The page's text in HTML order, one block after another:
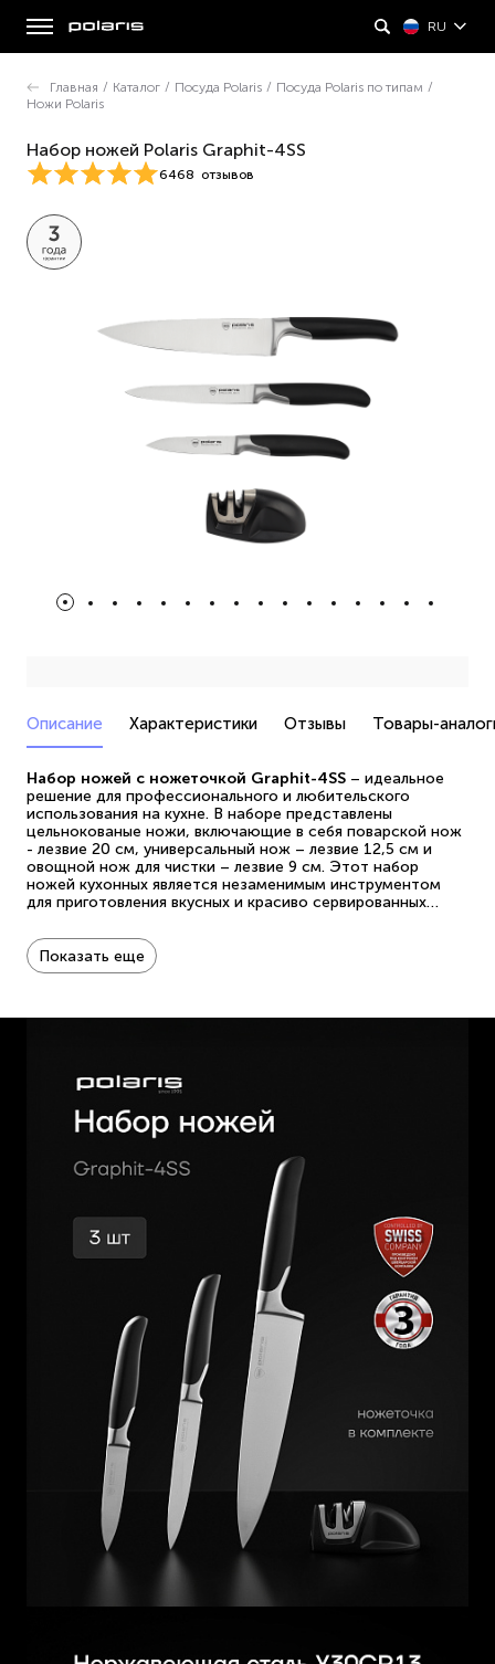
RU
Главная / Каталог / Посуда Polaris / Посуда Polaris по типам /
Ножи Polaris
Набор ножей Polaris Graphit-4SS
6468 отзывов
Описание Характеристики Отзывы Товары-
Набор ножей с ножеточкой Graphit-4SS – идеальное
решение для профессионального и любительского
использования на кухне. В наборе представлены
цельнокованые ножи, включающие в себя поварской нож
- лезвие 20 см, универсальный нож – лезвие 12,5 см и
овощной нож для чистки – лезвие 9 см. Этот набор
ножей кухонных является незаменимым инструментом
для приготовления вкусных и красиво сервированных
Особенностью набора является двусторонняя заточка
лезвий, которая обеспечивает точность и легкость при
Уникальная трехэтапная технология закаливания,
известная как ICE HARDENING technology, придает
лезвиям особую прочность и долговечность. Точилка для
эргономичной формой и позволяет поддерживать лезвия
в идеальном состоянии.
Твердость по шкале Роквелла каждого ножа составляет
54±2 HRC, что гарантирует высокую сопротивляемость к
деформации. Каждое лезвие тщательно тестируется на
отсутствие дефектов, чтобы убедиться в соблюдении
технологий при изготовлении. Для сохранения этих
особенностей, мы не рекомендуем мыть ножи из
нержавеющей стали в посудомоечной машине.
Ножеточка от Polaris – универсальный помощник на
кухне, благодаря которому ваши ножи прослужат вам
долгое время.
Приобретая набор ножей Polaris, Вы получаете набор
профессиональных инструментов, которые будут служить
Вам долгое время и не потеряют своего первоначального
ПОСМОТРЕТЬ РЕКОМЕНДАЦИИ ПО УХОДУ
Показать еще